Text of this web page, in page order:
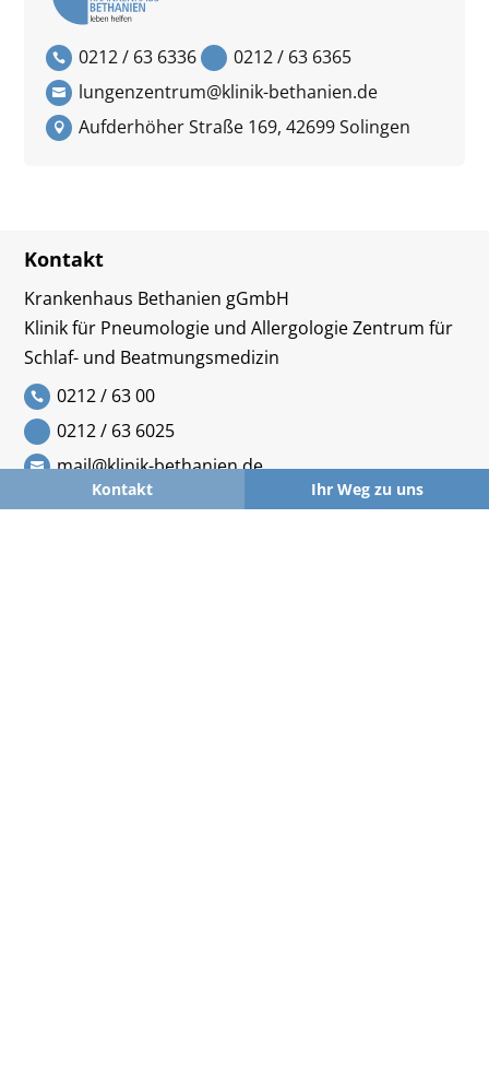
Kontakt Ihr Weg zu uns
0212 / 63 6336
0212 / 63 6365
lungenzentrum@klinik-bethanien.de
Aufderhöher Straße 169, 42699 Solingen
Kontakt
Krankenhaus Bethanien gGmbH
Klinik für Pneumologie und Allergologie Zentrum für
Schlaf- und Beatmungsmedizin
0212 / 63 00
0212 / 63 6025
mail@klinik-bethanien.de
Aufderhöher Straße 169, 42699 Solingen